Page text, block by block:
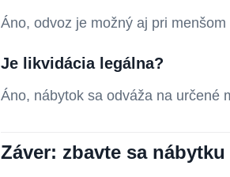
Áno, odvoz je možný aj pri menšom
Je likvidácia legálna?
Áno, nábytok sa odváža na určené
Záver: zbavte sa